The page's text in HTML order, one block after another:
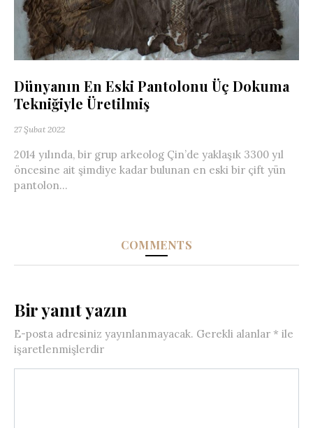
Dünyanın En Eski Pantolonu Üç Dokuma
Tekniğiyle Üretilmiş
27 Şubat 2022
2014 yılında, bir grup arkeolog Çin’de yaklaşık 3300 yıl
öncesine ait şimdiye kadar bulunan en eski bir çift yün
pantolon...
COMMENTS
Bir yanıt yazın
E-posta adresiniz yayınlanmayacak. Gerekli alanlar * ile
işaretlenmişlerdir